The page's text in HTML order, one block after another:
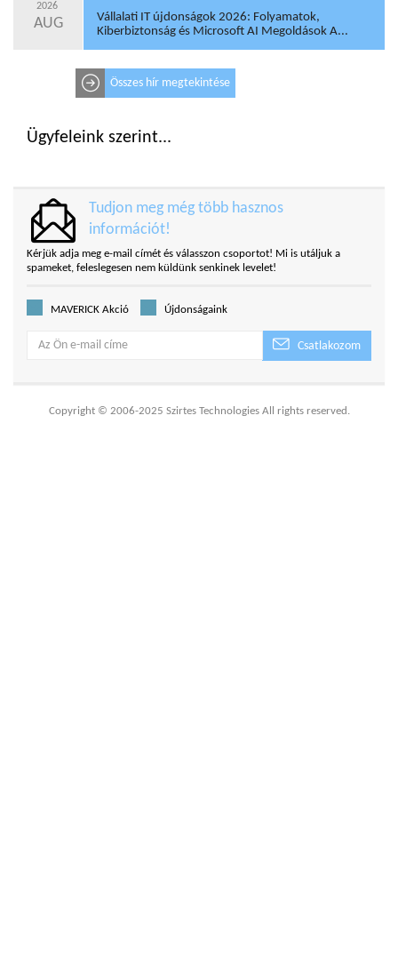
2026
AUG
Vállalati IT újdonságok 2026: Folyamatok,
Kiberbiztonság és Microsoft AI Megoldások A...
Összes hír megtekintése
Ügyfeleink szerint...
Tudjon meg még több hasznos
információt!
Kérjük adja meg e-mail címét és válasszon csoportot! Mi is utáljuk a
spameket, feleslegesen nem küldünk senkinek levelet!
MAVERICK Akció Újdonságaink
Csatlakozom
Copyright © 2006-2025 Szirtes Technologies All rights reserved.